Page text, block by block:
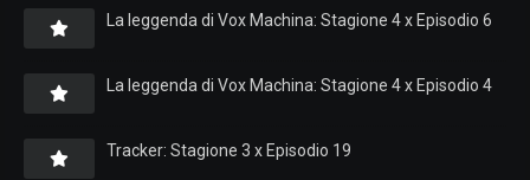
La leggenda di Vox Machina: Stagione 4 x Episodio 6
La leggenda di Vox Machina: Stagione 4 x Episodio 4
Tracker: Stagione 3 x Episodio 19